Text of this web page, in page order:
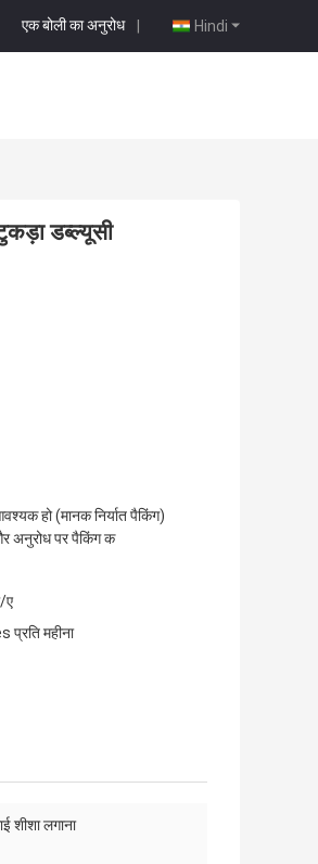
Hindi
एक बोली का अनुरोध |
डब्ल्यूसी
हो (मानक निर्यात पैकिंग)
अनुरोध पर पैकिंग क
ए
महीना
शीशा लगाना